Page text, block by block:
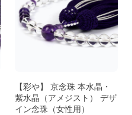
【彩や】 京念珠 本水晶・
紫水晶（アメジスト） デザ
イン念珠（女性用）